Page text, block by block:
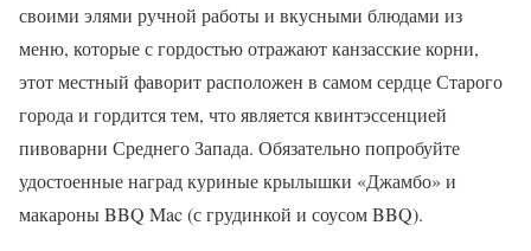
своими элями ручной работы и вкусными блюдами из
меню, которые с гордостью отражают канзасские корни,
этот местный фаворит расположен в самом сердце Старого
города и гордится тем, что является квинтэссенцией
пивоварни Среднего Запада. Обязательно попробуйте
удостоенные наград куриные крылышки «Джамбо» и
макароны BBQ Mac (с грудинкой и соусом BBQ).